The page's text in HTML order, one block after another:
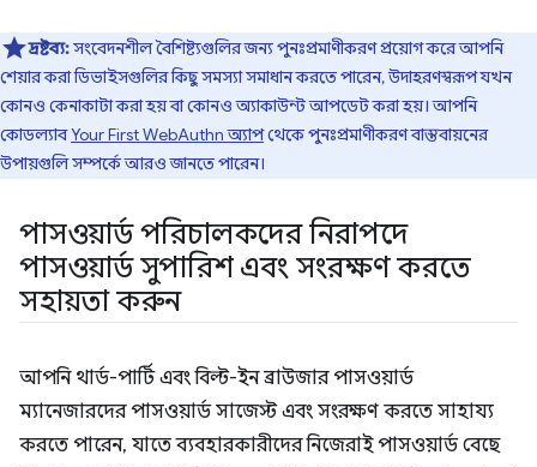
দ্রষ্টব্য:সংবেদনশীল বৈশিষ্ট্যগুলির জন্য পুনঃপ্রমাণীকরণ প্রয়োগ করে আপনি
শেয়ার করা ডিভাইসগুলির কিছু সমস্যা সমাধান করতে পারেন, উদাহরণস্বরূপ যখন
কোনও কেনাকাটা করা হয় বা কোনও অ্যাকাউন্ট আপডেট করা হয়। আপনি
কোডল্যাবYour First WebAuthn অ্যাপথেকে পুনঃপ্রমাণীকরণ বাস্তবায়নের
উপায়গুলি সম্পর্কে আরও জানতে পারেন।
পাসওয়ার্ড পরিচালকদের নিরাপদে
পাসওয়ার্ড সুপারিশ এবং সংরক্ষণ করতে
সহায়তা করুন
আপনি থার্ড-পার্টি এবং বিল্ট-ইন ব্রাউজার পাসওয়ার্ড
ম্যানেজারদের পাসওয়ার্ড সাজেস্ট এবং সংরক্ষণ করতে সাহায্য
করতে পারেন, যাতে ব্যবহারকারীদের নিজেরাই পাসওয়ার্ড বেছে